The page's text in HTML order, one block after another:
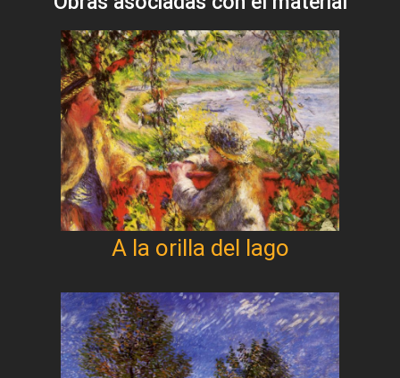
A la orilla del lago